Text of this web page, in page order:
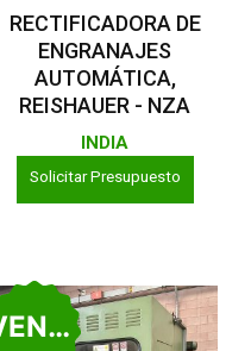
Leer Más
RECTIFICADORA DE
ENGRANAJES
AUTOMÁTICA,
REISHAUER - NZA
INDIA
Solicitar Presupuesto
VENDIDO